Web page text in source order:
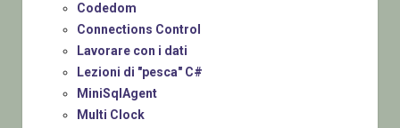
Codedom
Connections Control
Lavorare con i dati
Lezioni di "pesca" C#
MiniSqlAgent
Multi Clock